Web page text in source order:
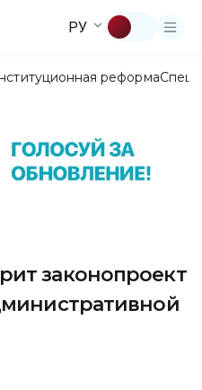
РУ
реформа
законопроект